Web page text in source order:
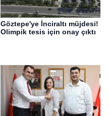
Göztepe'ye İnciraltı müjdesi!
Olimpik tesis için onay çıktı